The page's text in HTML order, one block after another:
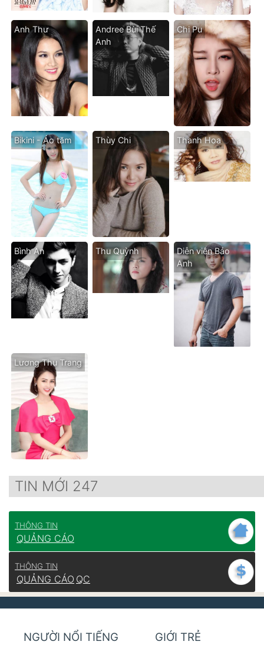
Anh Thư
Andree Bùi Thế
Anh
Chi Pu
Bikini - Áo tăm Thùy Chi Thanh Hoa
Bình An Thu Quỳnh
Diễn viên Bảo
Anh
Lương Thu Trang
TIN MỚI 247
THÔNG TIN
QUẢNG CÁO
THÔNG TIN
QUẢNG CÁO QC
NGƯỜI NỔI TIẾNG GIỚI TRẺ